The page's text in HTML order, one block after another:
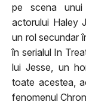
pe scena
actorului Haley
un rol secundar
în serialul In
lui Jesse, un
toate acestea,
fenomenul